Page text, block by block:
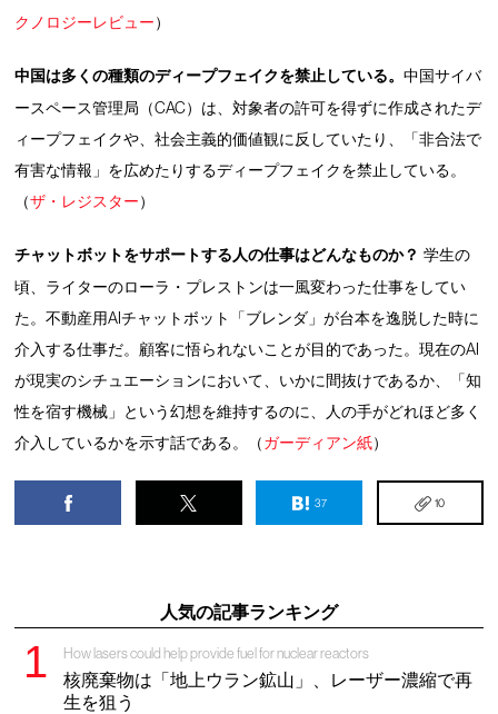
クノロジーレビュー）
中国は多くの種類のディープフェイクを禁止している。中国サイバ
ースペース管理局（CAC）は、対象者の許可を得ずに作成されたデ
ィープフェイクや、社会主義的価値観に反していたり、「非合法で
有害な情報」を広めたりするディープフェイクを禁止している。
（ザ・レジスター）
チャットボットをサポートする人の仕事はどんなものか？学生の
頃、ライターのローラ・プレストンは一風変わった仕事をしてい
た。不動産用AIチャットボット「ブレンダ」が台本を逸脱した時に
介入する仕事だ。顧客に悟られないことが目的であった。現在のAI
が現実のシチュエーションにおいて、いかに間抜けであるか、「知
性を宿す機械」という幻想を維持するのに、人の手がどれほど多く
介入しているかを示す話である。（ガーディアン紙）
37 10
人気の記事ランキング
How lasers could help provide fuel for nuclear reactors
核廃棄物は「地上ウラン鉱山」、レーザー濃縮で再
生を狙う